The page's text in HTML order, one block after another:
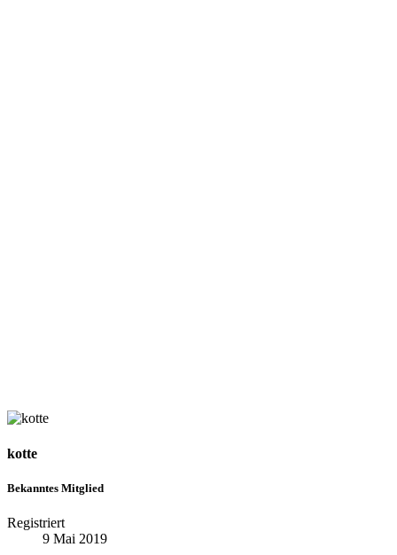
kotte
Bekanntes Mitglied
Registriert
9 Mai 2019